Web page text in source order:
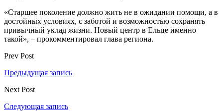
«Старшее поколение должно жить не в ожидании помощи, а в
достойных условиях, с заботой и возможностью сохранять
привычный уклад жизни. Новый центр в Ельце именно
такой», – прокомментировал глава региона.
Prev Post
Предыдущая запись
Next Post
Следующая запись